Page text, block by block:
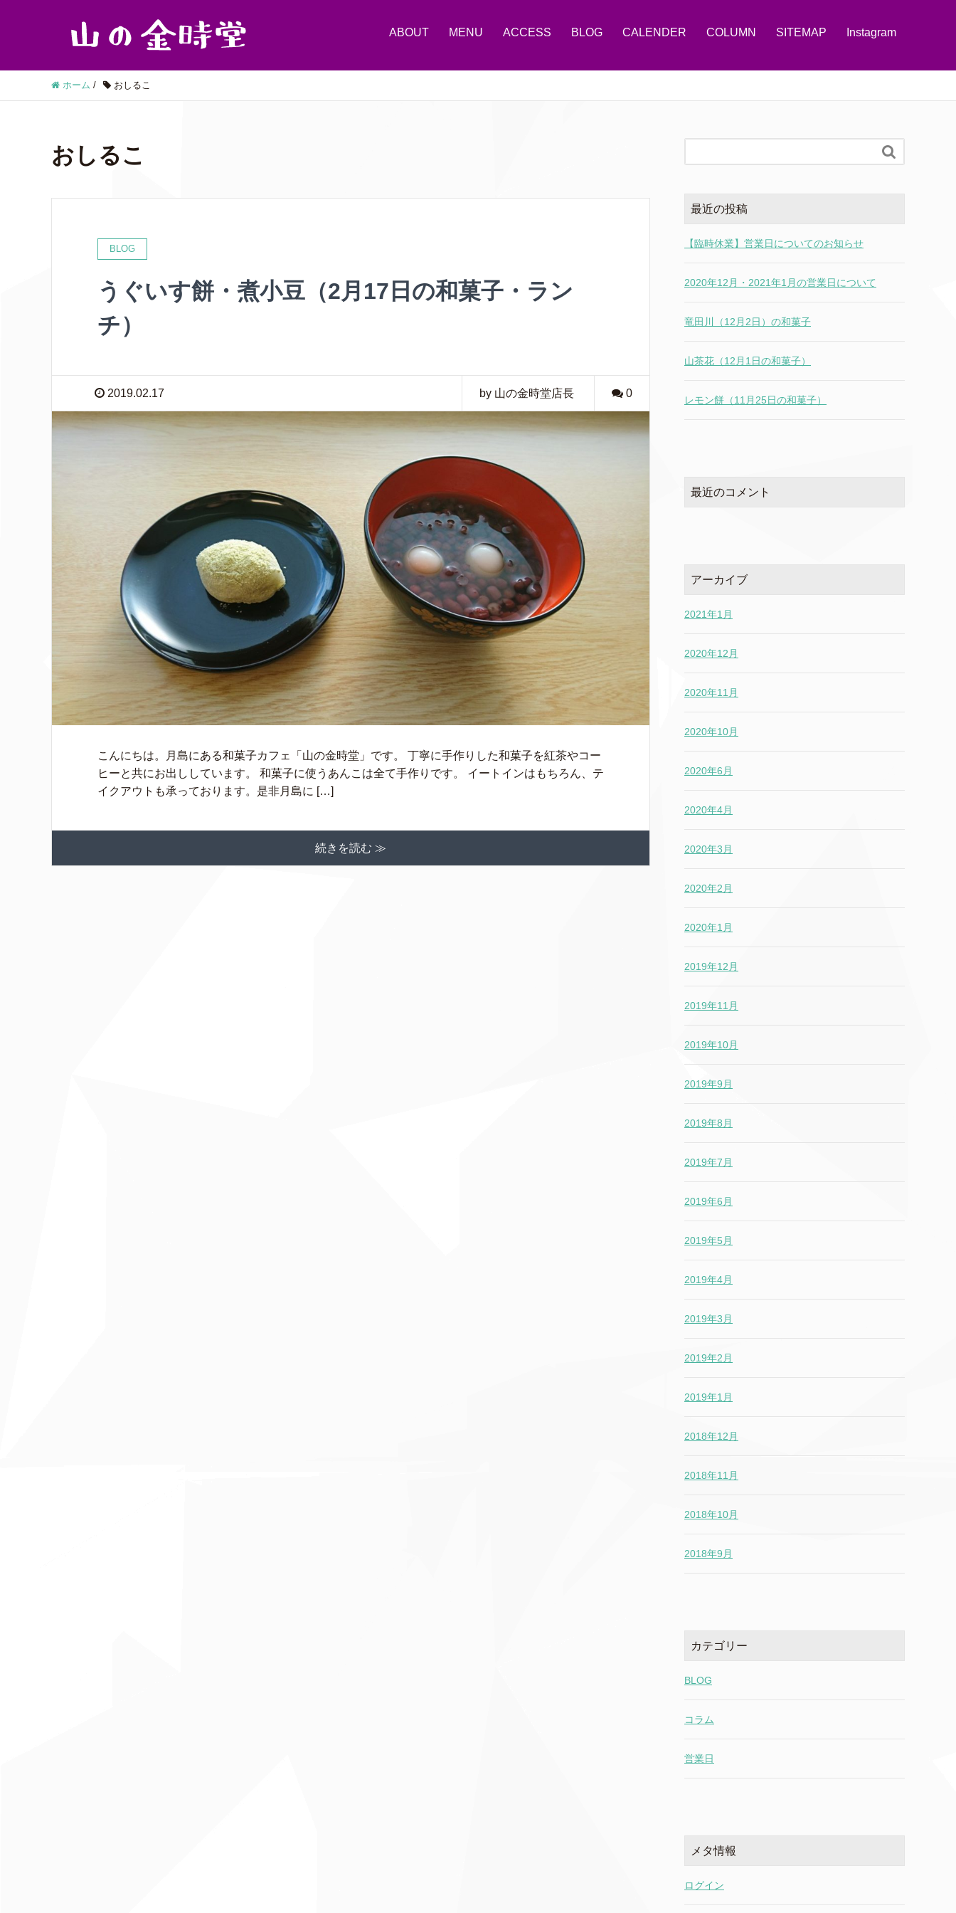
ABOUT MENU ACCESS BLOG CALENDER COLUMN SITEMAP Instagram
ホーム / おしるこ
おしるこ
BLOG
うぐいす餅・煮小豆（2月17日の和菓子・ラン
チ）
2019.02.17 by 山の金時堂店長 0
こんにちは。月島にある和菓子カフェ「山の金時堂」です。 丁寧に手作りした和菓子を紅茶やコー
ヒーと共にお出ししています。 和菓子に使うあんこは全て手作りです。 イートインはもちろん、テ
イクアウトも承っております。是非月島に […]
続きを読む ≫

最近の投稿
【臨時休業】営業日についてのお知らせ
2020年12月・2021年1月の営業日について
竜田川（12月2日）の和菓子
山茶花（12月1日の和菓子）
レモン餅（11月25日の和菓子）
最近のコメント
アーカイブ
2021年1月
2020年12月
2020年11月
2020年10月
2020年6月
2020年4月
2020年3月
2020年2月
2020年1月
2019年12月
2019年11月
2019年10月
2019年9月
2019年8月
2019年7月
2019年6月
2019年5月
2019年4月
2019年3月
2019年2月
2019年1月
2018年12月
2018年11月
2018年10月
2018年9月
カテゴリー
BLOG
コラム
営業日
メタ情報
ログイン